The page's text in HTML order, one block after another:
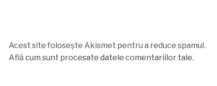
Acest site folosește Akismet pentru a reduce spamul.
Află cum sunt procesate datele comentariilor tale.